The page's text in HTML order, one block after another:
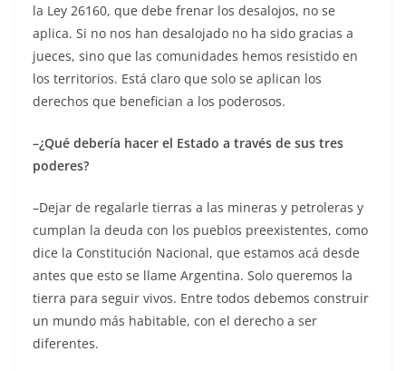
la Ley 26160, que debe frenar los desalojos, no se
aplica. Si no nos han desalojado no ha sido gracias a
jueces, sino que las comunidades hemos resistido en
los territorios. Está claro que solo se aplican los
derechos que benefician a los poderosos.
–¿Qué debería hacer el Estado a través de sus tres
poderes?
–Dejar de regalarle tierras a las mineras y petroleras y
cumplan la deuda con los pueblos preexistentes, como
dice la Constitución Nacional, que estamos acá desde
antes que esto se llame Argentina. Solo queremos la
tierra para seguir vivos. Entre todos debemos construir
un mundo más habitable, con el derecho a ser
diferentes.